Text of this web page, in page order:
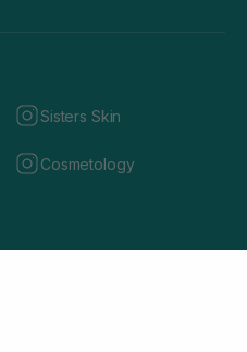
Sisters Skin
Cosmetology